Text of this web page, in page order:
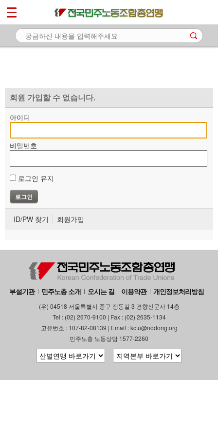
회원 가입할 수 없습니다.
아이디
비밀번호
로그인 유지
ID/PW 찾기 회원가입
부설기관 민주노총 소개 오시는 길 이용약관 개인정보처리방침
(우) 04518 서울특별시 중구 정동길 3 경향신문사 14층
Tel : (02) 2670-9100 | Fax : (02) 2635-1134
고유번호 : 107-82-08139 | Email : kctu@nodong.org
민주노총 노동상담 1577-2260
마이페이지
소개
자료
부설기관